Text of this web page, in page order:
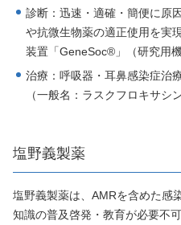
診断：迅速・適確・簡便に原
や抗微生物薬の適正使用を実
装置「GeneSoc®」（研究用
治療：呼吸器・耳鼻感染症治
（一般名：ラスクフロキサシン
塩野義製薬
塩野義製薬は、AMRを含めた感
知識の普及啓発・教育が必要不